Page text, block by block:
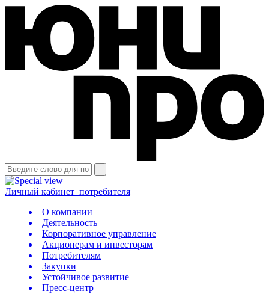
Личный кабинет потребителя
О компании
Деятельность
Корпоративное управление
Акционерам и инвесторам
Потребителям
Закупки
Устойчивое развитие
Пресс-центр